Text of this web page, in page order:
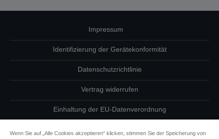
Impressum
Identifizierung der Gerätekonformität
Datenschutzrichtlinie
Vertrag widerrufen
Einhaltung der EU-Datenverordnung
Wenn Sie auf „Alle Cookies akzeptieren“ klicken, stimmen Sie der Speicherung von